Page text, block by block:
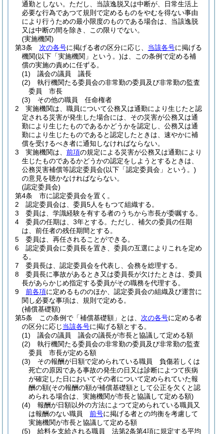
通勤としない。 ただし、当該逸脱又は中断が、日常生活上
必要な行為であつて規則で定めるものをやむを得ない事由
により行うための最小限度のものである場合は、当該逸脱
又は中断の間を除き、この限りでない。
(実施機関)
第3条
次の各号に掲げる者の区分に応じ、 当該各号に掲げる
機関(以下「実施機関」という。)は、この条例で定める補
償の実施の責めに任ずる。
(1)
議会の議員 議長
(2)
執行機関たる委員会の非常勤の委員及び非常勤の監査
委員 市長
(3)
その他の職員 任命権者
2
実施機関は、職員について公務又は通勤により生じたと認
定される災害が発生した場合には、その災害が公務又は通
勤により生じたものであるかどうかを認定し、公務又は通
勤により生じたものであると認定したときは、速やかに補
償を受けるべき者に通知しなければならない。
3
実施機関は、 前項の規定による災害が公務又は通勤により
生じたものであるかどうかの認定をしようとするときは、
公務災害補償等認定委員会(以下「認定委員会」という。)
の意見を聴かなければならない。
(認定委員会)
第4条
市に認定委員会を置く。
2
認定委員会は、委員5人をもつて組織する。
3
委員は、学識経験を有する者のうちから市長が委嘱する。
4
委員の任期は、3年とする。 ただし、補欠の委員の任期
は、前任者の残任期間とする。
5
委員は、再任されることができる。
6
認定委員会に委員長を置き、委員の互選によりこれを定め
る。
7
委員長は、認定委員会を代表し、会務を総理する。
8
委員長に事故があるとき又は委員長が欠けたときは、委員
長があらかじめ指定する委員がその職務を代理する。
9
前各項に定めるもののほか、認定委員会の組織及び運営に
関し必要な事項は、規則で定める。
(補償基礎額)
第5条
この条例で「補償基礎額」とは、 次の各号に定める者
の区分に応じ当該各号に掲げる額とする。
(1)
議会の議員 議会の議長が市長と協議して定める額
(2)
執行機関たる委員会の非常勤の委員及び非常勤の監査
委員 市長が定める額
(3)
その報酬が日額で定められている職員 負傷若しくは
死亡の原因である事故の発生の日又は診断によつて疾病
が確定した日においてその者について定められていた報
酬の額(その報酬の額が補償基礎額として公正を欠くと認
められる場合は、実施機関が市長と協議して定める額)
(4)
報酬が日額以外の方法によつて定められている職員又
は報酬のない職員 前号に掲げる者との均衡を考慮して
実施機関が市長と協議して定める額
(5)
給料を支給される職員 法第2条第4項に規定する平均